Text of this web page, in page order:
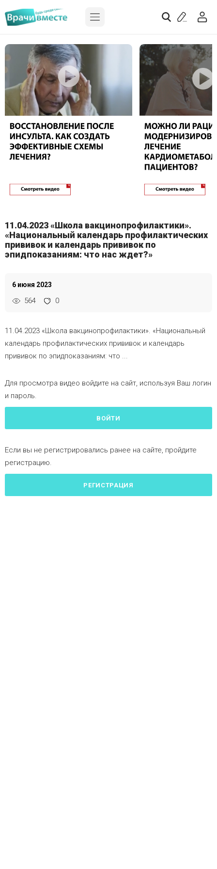
11.04.2023 «Школа вакцинопрофилактики».
«Национальный календарь профилактических
прививок и календарь прививок по
эпидпоказаниям: что нас ждет?»
6 июня 2023
564 0
11.04.2023 «Школа вакцинопрофилактики». «Национальный
календарь профилактических прививок и календарь
прививок по эпидпоказаниям: что ...
Для просмотра видео войдите на сайт, используя Ваш логин
и пароль.
ВОЙТИ
Если вы не регистрировались ранее на сайте, пройдите
регистрацию.
РЕГИСТРАЦИЯ